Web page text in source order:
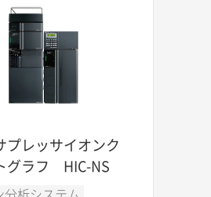
プレッサイオンク
グラフ HIC-NS
分析システム